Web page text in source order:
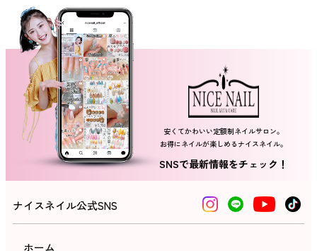
消費者志向自主宣言
新着情報
採用情報
ネイルスクール
安くてかわいい定額制ネイルサロン。
お得にネイルが楽しめるナイスネイル。
SNSで最新情報をチェック！
ナイスネイル公式SNS
ホーム